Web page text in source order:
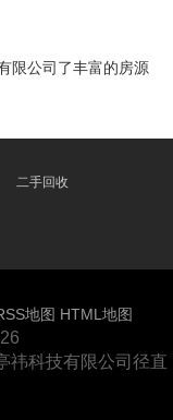
限公司了丰富的房源
二手回收
地图 HTML地图
祎科技有限公司径直